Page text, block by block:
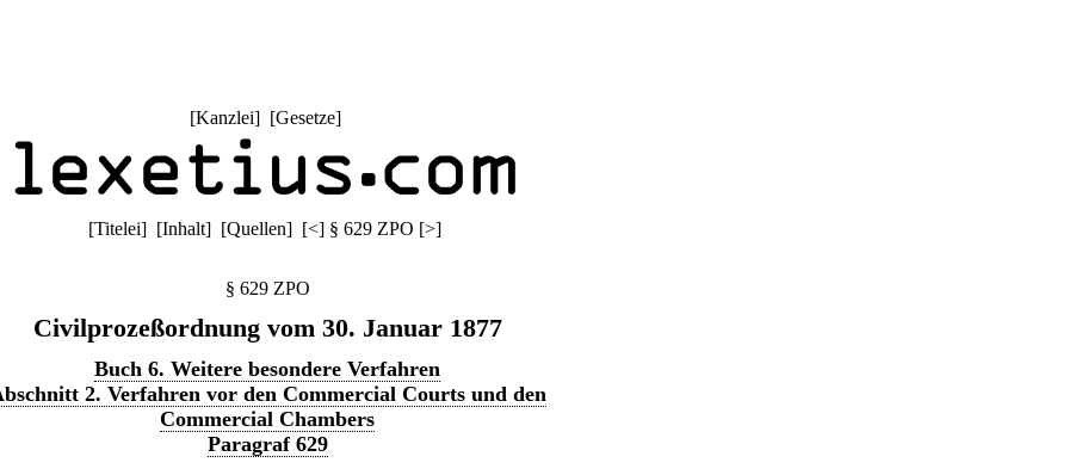
[Kanzlei] [Gesetze]
[Titelei] [Inhalt] [Quellen] [<] § 629 ZPO [>]
§ 629 ZPO
Civilprozeßordnung vom 30. Januar 1877
Buch 6. Weitere besondere Verfahren
2. Verfahren vor den Commercial Courts und den
Commercial Chambers
Paragraf 629